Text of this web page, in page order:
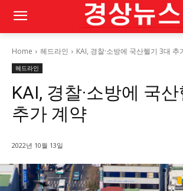
Home 헤드라인 KAI, 경찰·소방에 국산헬기 3대 추
헤드라인
KAI, 경찰·소방에 국
추가 계약
2022년 10월 13일